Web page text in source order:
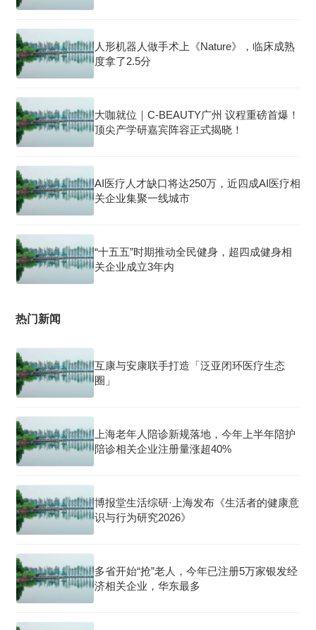
人形机器人做手术上《Nature》，临床成熟
度拿了2.5分
大咖就位｜C-BEAUTY广州 议程重磅首爆！
顶尖产学研嘉宾阵容正式揭晓！
AI医疗人才缺口将达250万，近四成AI医疗相
关企业集聚一线城市
“十五五”时期推动全民健身，超四成健身相
关企业成立3年内
热门新闻
互康与安康联手打造「泛亚闭环医疗生态
圈」
上海老年人陪诊新规落地，今年上半年陪护
陪诊相关企业注册量涨超40%
博报堂生活综研·上海发布《生活者的健康意
识与行为研究2026》
多省开始“抢”老人，今年已注册5万家银发经
济相关企业，华东最多